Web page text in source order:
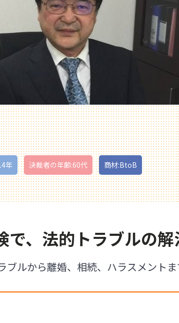
年 決裁者の年齢:60代 商材:BtoB
で、法的トラブルの
ブルから離婚、相続、ハラスメント